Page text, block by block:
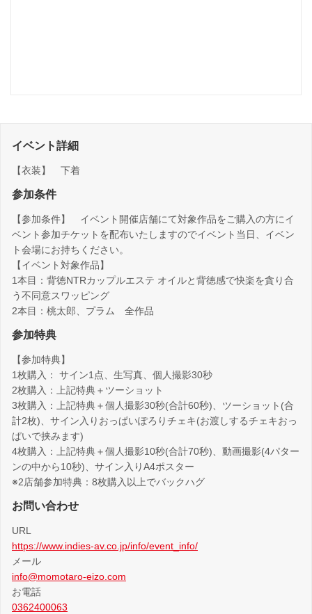
イベント詳細
【衣装】 下着
参加条件
【参加条件】 イベント開催店舗にて対象作品をご購入の方にイ
ベント参加チケットを配布いたしますのでイベント当日、イベン
ト会場にお持ちください。
【イベント対象作品】
1本目：背徳NTRカップルエステ オイルと背徳感で快楽を貪り合
う不同意スワッピング
2本目：桃太郎、プラム 全作品
参加特典
【参加特典】
1枚購入： サイン1点、生写真、個人撮影30秒
2枚購入：上記特典＋ツーショット
3枚購入：上記特典＋個人撮影30秒(合計60秒)、ツーショット(合
計2枚)、サイン入りおっぱいぽろりチェキ(お渡しするチェキおっ
ぱいで挟みます)
4枚購入：上記特典＋個人撮影10秒(合計70秒)、動画撮影(4パター
ンの中から10秒)、サイン入りA4ポスター
※2店舗参加特典：8枚購入以上でバックハグ
お問い合わせ
URL
https://www.indies-av.co.jp/info/event_info/
メール
info@momotaro-eizo.com
お電話
0362400063